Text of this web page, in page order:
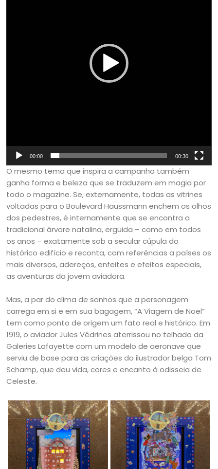
00:00 00:30
O mesmo tema que inspira a campanha também
ganha forma e beleza que se traduzem em magia por
todo o magazine. Se, externamente, todas as vitrines
voltadas para o Boulevard Haussmann enchem os olhos
dos pedestres, é internamente que se encontra a
tradicional árvore natalina, erguida – como em todos
os anos – exatamente sob a secular cúpula do
histórico edifício e reconta, com referências a países os
mais diversos, adereços, enfeites e efeitos especiais,
as aventuras da jovem aviadora.
Mas, a par do clima de sonhos que a personagem
carrega em si e em sua bagagem, “A Viagem de Noel”
tem como ponto de origem um fato real e histórico. Em
1919, o aviador Jules Védrines aterrissou no telhado da
Galeries Lafayette com um modelo de aeronave que
serviu de base para as criações do ilustrador belga Tom
Schamp, que deu vida, cores e encanto à odisseia de
Celeste.